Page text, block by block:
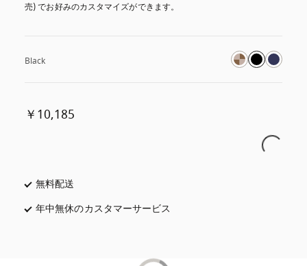
売) でお好みのカスタマイズができます。
Black
￥10,185
無料配送
年中無休のカスタマーサービス